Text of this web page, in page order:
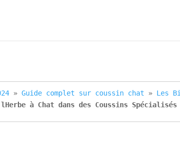
» Guide complet sur coussin chat » Les
à Chat dans des Coussins Spécialisés